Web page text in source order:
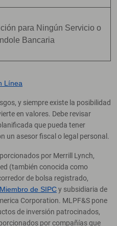
para Ningún Servicio o
Bancaria
Línea
y siempre existe la posibilidad
en valores. Debe revisar
que pueda tener
un asesor fiscal o legal personal.
por Merrill Lynch,
(también conocida como
de bolsa registrado,
Miembro de SIPCy subsidiaria de
Corporation. MLPF&S pone
de inversión patrocinados,
por compañías que